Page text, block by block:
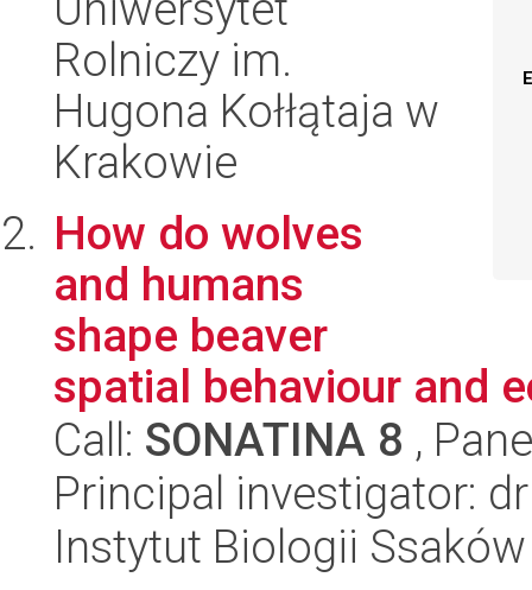
Rolniczy im.
Hugona Kołłątaja w
Krakowie
How do wolves
and humans
shape beaver
spatial behaviour and
Call: SONATINA 8 ,
Principal investigator:
Instytut Biologii Ssaków